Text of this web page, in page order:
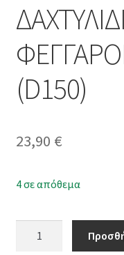
ΔΑΧΤΥΛΙΔΙ
(D150)
23,90 €
4 σε απόθεμα